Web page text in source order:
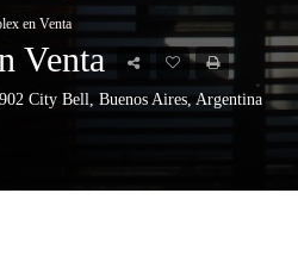
en Venta
Venta
City Bell, Buenos Aires, Argentina